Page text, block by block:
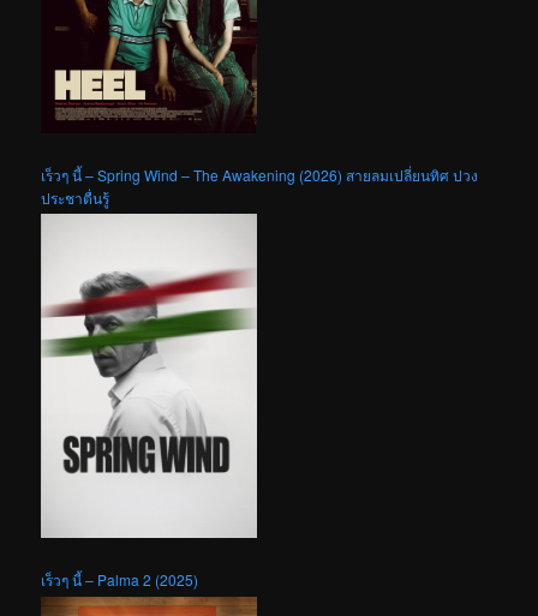
เร็วๆ นี้ – Spring Wind – The Awakening (2026) สายลมเปลี่ยนทิศ ปวง
ประชาตื่นรู้
เร็วๆ นี้ – Palma 2 (2025)